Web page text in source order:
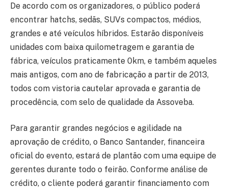
De acordo com os organizadores, o público poderá
encontrar hatchs, sedãs, SUVs compactos, médios,
grandes e até veículos híbridos. Estarão disponíveis
unidades com baixa quilometragem e garantia de
fábrica, veículos praticamente 0km, e também aqueles
mais antigos, com ano de fabricação a partir de 2013,
todos com vistoria cautelar aprovada e garantia de
procedência, com selo de qualidade da Assoveba.
Para garantir grandes negócios e agilidade na
aprovação de crédito, o Banco Santander, financeira
oficial do evento, estará de plantão com uma equipe de
gerentes durante todo o feirão. Conforme análise de
crédito, o cliente poderá garantir financiamento com